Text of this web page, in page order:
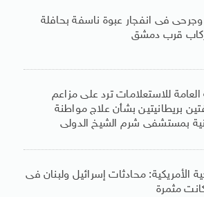
فى انفجار عبوة ناسفة بحافلة
قرب دمشق
العامة للاستعلامات ترد على مزاعم
بريطانيتين بشأن علاج مواطنة
بمستشفى شرم الشيخ الدولى
الأمريكية: محادثات إسرائيل ولبنان فى
مثمرة